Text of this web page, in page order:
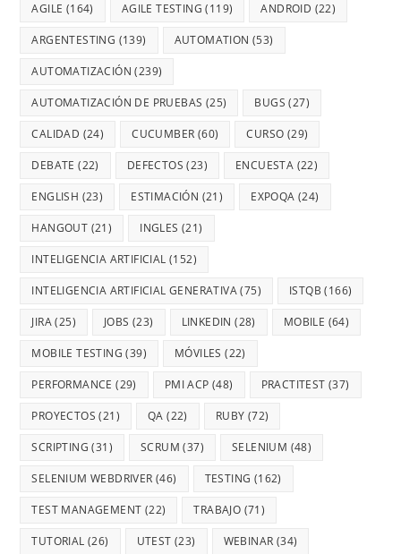
AGILE (164) AGILE TESTING (119) ANDROID (22)
ARGENTESTING (139) AUTOMATION (53)
AUTOMATIZACIÓN (239)
AUTOMATIZACIÓN DE PRUEBAS (25) BUGS (27)
CALIDAD (24) CUCUMBER (60) CURSO (29)
DEBATE (22) DEFECTOS (23) ENCUESTA (22)
ENGLISH (23) ESTIMACIÓN (21) EXPOQA (24)
HANGOUT (21) INGLES (21)
INTELIGENCIA ARTIFICIAL (152)
INTELIGENCIA ARTIFICIAL GENERATIVA(75) ISTQB (166)
JIRA(25) JOBS (23) LINKEDIN (28) MOBILE (64)
MOBILE TESTING (39) MÓVILES (22)
PERFORMANCE (29) PMI ACP (48) PRACTITEST (37)
PROYECTOS (21) QA (22) RUBY (72)
SCRIPTING (31) SCRUM (37) SELENIUM (48)
SELENIUM WEBDRIVER (46) TESTING (162)
TEST MANAGEMENT (22) TRABAJO (71)
TUTORIAL (26) UTEST (23) WEBINAR (34)